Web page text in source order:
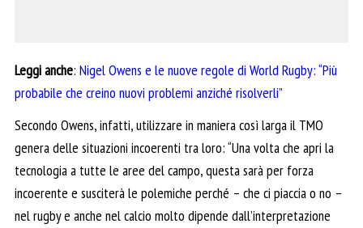
Leggi anche: Nigel Owens e le nuove regole di World Rugby: “Più
probabile che creino nuovi problemi anziché risolverli”
Secondo Owens, infatti, utilizzare in maniera così larga il TMO
genera delle situazioni incoerenti tra loro: “Una volta che apri la
tecnologia a tutte le aree del campo, questa sarà per forza
incoerente e susciterà le polemiche perché – che ci piaccia o no –
nel rugby e anche nel calcio molto dipende dall’interpretazione